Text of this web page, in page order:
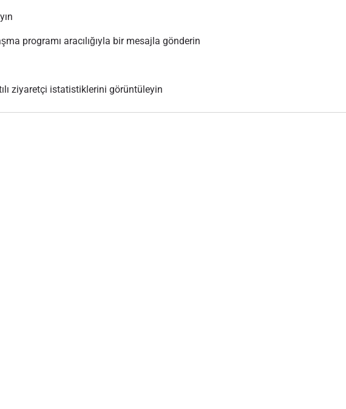
programı aracılığıyla bir mesajla gönderin
ziyaretçi istatistiklerini görüntüleyin